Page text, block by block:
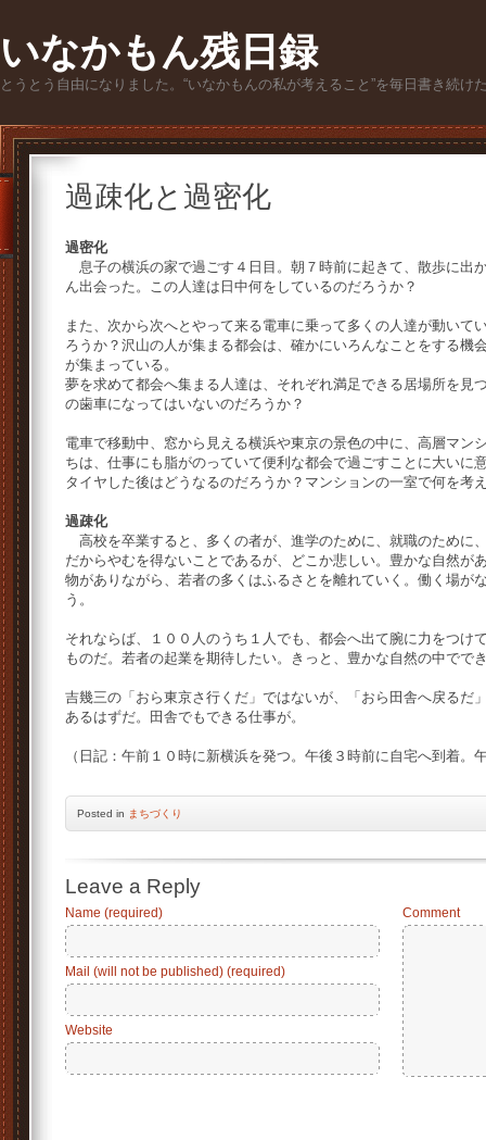
いなかもん残日録
とうとう自由になりました。“いなかもんの私が考えること”を毎日書き続け
過疎化と過密化
過密化
息子の横浜の家で過ごす４日目。朝７時前に起きて、散歩に出
ん出会った。この人達は日中何をしているのだろうか？
また、次から次へとやって来る電車に乗って多くの人達が動いて
ろうか？沢山の人が集まる都会は、確かにいろんなことをする機
が集まっている。
夢を求めて都会へ集まる人達は、それぞれ満足できる居場所を見
の歯車になってはいないのだろうか？
電車で移動中、窓から見える横浜や東京の景色の中に、高層マン
ちは、仕事にも脂がのっていて便利な都会で過ごすことに大いに
タイヤした後はどうなるのだろうか？マンションの一室で何を考
過疎化
高校を卒業すると、多くの者が、進学のために、就職のために
だからやむを得ないことであるが、どこか悲しい。豊かな自然が
物がありながら、若者の多くはふるさとを離れていく。働く場が
う。
それならば、１００人のうち１人でも、都会へ出て腕に力をつけ
ものだ。若者の起業を期待したい。きっと、豊かな自然の中でで
吉幾三の「おら東京さ行くだ」ではないが、「おら田舎へ戻るだ
あるはずだ。田舎でもできる仕事が。
（日記：午前１０時に新横浜を発つ。午後３時前に自宅へ到着。
Posted in まちづくり
Leave a Reply
Name (required)
Mail (will not be published) (required)
Website
Comment